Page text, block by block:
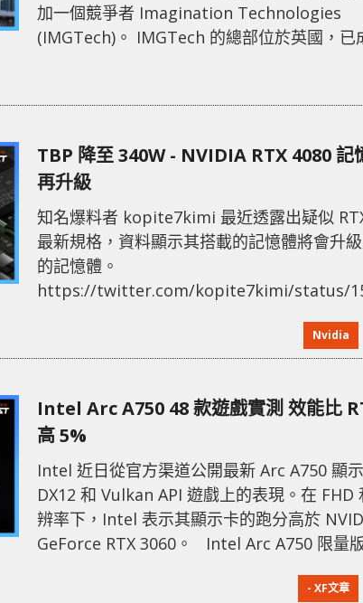
加一個競爭者 Imagination Technologies
(IMGTech)。 IMGTech 的總部位於英國，已成立 30
過失利後改為專注 Mobile GPU 市場，Apple
理器早前也是一直使用 IMGTech 的
TBP 降至 340W - NVIDIA RTX 4080 記
再升級
知名爆料者 kopite7kimi 最近透露出疑似
最新規格，資料顯示其搭載的記憶體將會升
的記憶體。
https://twitter.com/kopite7kimi/status/
RTX 4080 將配備 AD103-300-A1 核心，擁
CUDA、16GB 23Gbps GDDR6X 記憶體，比
Nvidia
Intel Arc A750 48 款遊戲實測 效能比
高 5%
Intel 近日從官方渠道公開最新 Arc A750 顯
DX12 和 Vulkan API 遊戲上的表現。在 FHD
辨率下，Intel 表示其顯示卡的跑分高於
GeForce RTX 3060。 Intel Arc A750 限量版顯示卡採
EU、3584 個 ALU 和 192-bit 12GB GDDR6
- XF文章